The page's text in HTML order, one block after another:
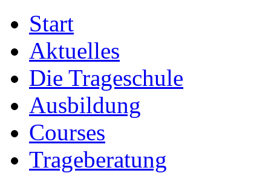
Start
Aktuelles
Die Trageschule
Ausbildung
Courses
Trageberatung